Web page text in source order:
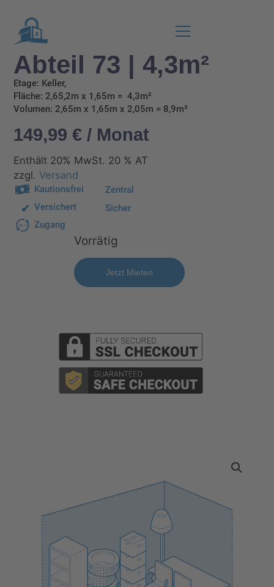
Abteil 73 | 4,3m²
Etage: Keller,
Fläche: 2,65,2m x 1,65m = 4,3m²
Volumen: 2,65m x 1,65m x 2,05m = 8,9m³
149,99€ / Monat
Enthält 20% MwSt. 20 % AT
zzgl.Versand
Kautionsfrei
Versichert
24 /7 Zugang
Zentral
Sicher
Vorrätig
Jetzt Mieten